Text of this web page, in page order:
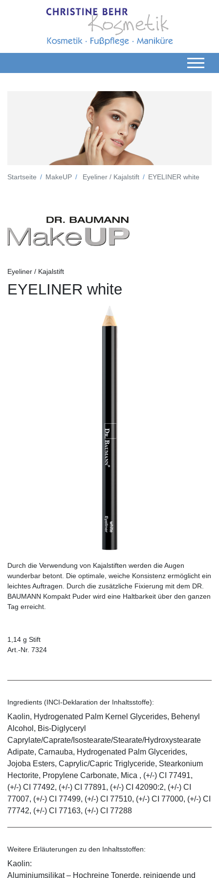
Startseite MakeUP Eyeliner / Kajalstift EYELINER white
Eyeliner / Kajalstift
EYELINER white
Durch die Verwendung von Kajalstiften werden die Augen
wunderbar betont. Die optimale, weiche Konsistenz ermöglicht ein
leichtes Auftragen. Durch die zusätzliche Fixierung mit dem DR.
BAUMANN Kompakt Puder wird eine Haltbarkeit über den ganzen
Tag erreicht.
1,14 g Stift
Art.-Nr. 7324
Ingredients (INCI-Deklaration der Inhaltsstoffe):
Kaolin, Hydrogenated Palm Kernel Glycerides, Behenyl
Alcohol, Bis-Diglyceryl
Caprylate/Caprate/Isostearate/Stearate/Hydroxystearate
Adipate, Carnauba, Hydrogenated Palm Glycerides,
Jojoba Esters, Caprylic/Capric Triglyceride, Stearkonium
Hectorite, Propylene Carbonate, Mica , (+/-) CI 77491,
(+/-) CI 77492, (+/-) CI 77891, (+/-) CI 42090:2, (+/-) CI
77007, (+/-) CI 77499, (+/-) CI 77510, (+/-) CI 77000, (+/-) CI
77742, (+/-) CI 77163, (+/-) CI 77288
Weitere Erläuterungen zu den Inhaltsstoffen:
Kaolin:
Aluminiumsilikat – Hochreine Tonerde, reinigende und